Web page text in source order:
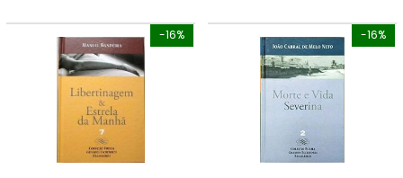
-16% -16%